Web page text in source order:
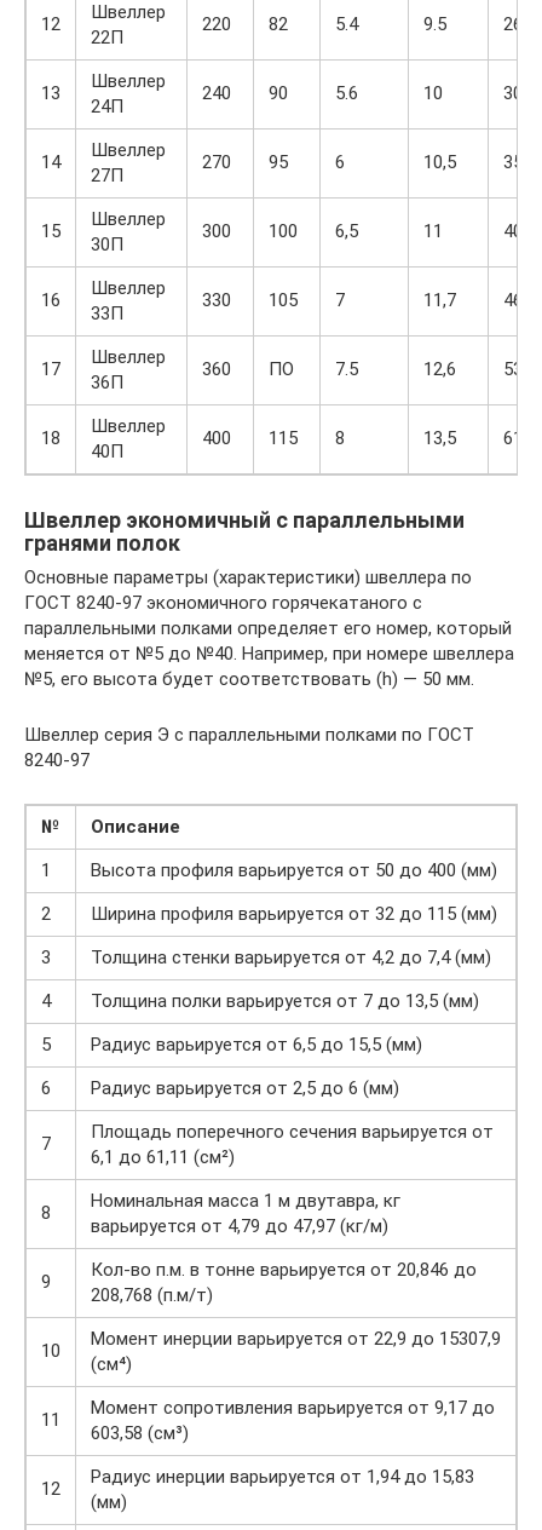
12
Швеллер
22П
220 82 5.4 9.5 26,7
13
Швеллер
24П
240 90 5.6 10 30,6
14
Швеллер
27П
270 95 6 10,5 35,2
15
Швеллер
30П
300 100 6,5 11 40,5
16
Швеллер
33П
330 105 7 11,7 46,5
17
Швеллер
36П
360 ПО 7.5 12,6 53,4
18
Швеллер
40П
400 115 8 13,5 61,5
Швеллер экономичный с параллельными
гранями полок
Основные параметры (характеристики) швеллера по
ГОСТ 8240-97 экономичного горячекатаного с
параллельными полками определяет его номер, который
меняется от №5 до №40. Например, при номере швеллера
№5, его высота будет соответствовать (h) — 50 мм.
Швеллер серия Э с параллельными полками по ГОСТ
8240-97
№
Описание
1
Высота профиля варьируется от 50 до 400 (мм)
2
Ширина профиля варьируется от 32 до 115 (мм)
3
Толщина стенки варьируется от 4,2 до 7,4 (мм)
4
Толщина полки варьируется от 7 до 13,5 (мм)
5
Радиус варьируется от 6,5 до 15,5 (мм)
6
Радиус варьируется от 2,5 до 6 (мм)
7
Площадь поперечного сечения варьируется от
6,1 до 61,11 (см²)
8
Номинальная масса 1 м двутавра, кг
варьируется от 4,79 до 47,97 (кг/м)
9
Кол-во п.м. в тонне варьируется от 20,846 до
208,768 (п.м/т)
10
Момент инерции варьируется от 22,9 до 15307,9
(см⁴)
11
Момент сопротивления варьируется от 9,17 до
603,58 (см³)
12
Радиус инерции варьируется от 1,94 до 15,83
(мм)